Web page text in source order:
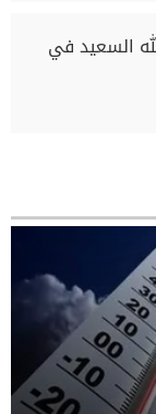
السعيد في